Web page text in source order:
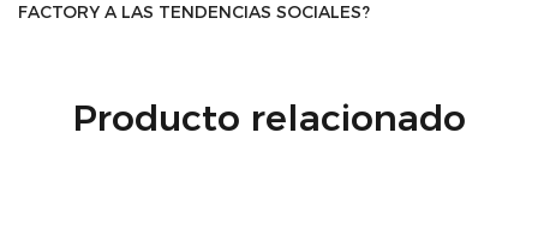
FACTORY A LAS TENDENCIAS SOCIALES?
Producto relacionado